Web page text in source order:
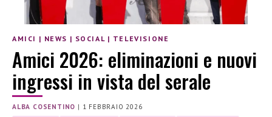
AMICI | NEWS | SOCIAL | TELEVISIONE
Amici 2026: eliminazioni e nuovi
ingressi in vista del serale
ALBA COSENTINO | 1 FEBBRAIO 2026